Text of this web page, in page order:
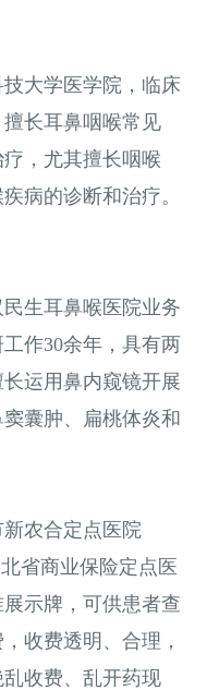
大学医学院，临床
长耳鼻咽喉常见
，尤其擅长咽喉
病的诊断和治疗。
生耳鼻喉医院业务
作30余年，具有两
运用鼻内窥镜开展
囊肿、扁桃体炎和
农合定点医院
省商业保险定点医
示牌，可供患者查
收费透明、合理，
收费、乱开药现